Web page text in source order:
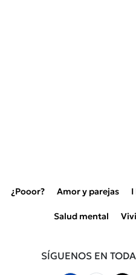
¿Pooor? Amor y parejas I
Salud mental
SÍGUENOS EN